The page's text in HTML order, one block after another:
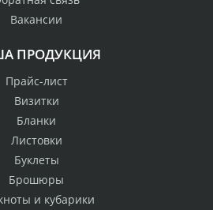
Вакансии
ПРОДУКЦИЯ
Прайс-лист
Визитки
Бланки
Листовки
Буклеты
Брошюры
и кубарики